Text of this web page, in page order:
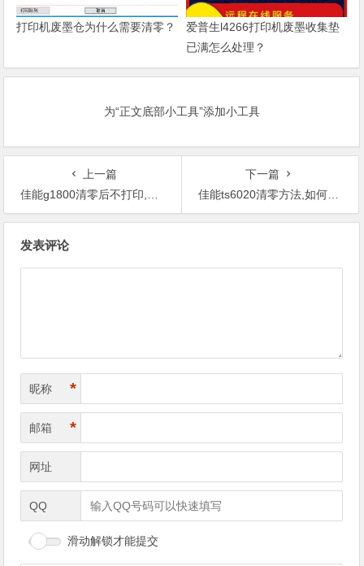
打印机废墨仓为什么需要清零？
爱普生l4266打印机废墨收集垫
已满怎么处理？
为“正文底部小工具”添加小工具
上一篇
佳能g1800清零后不打印,维修的成本高不高？需要换哪些配件？
下一篇
佳能ts6020清零方法,如何解决这个错误信息？
发表评论
昵称 *
邮箱 *
网址
QQ
滑动解锁才能提交